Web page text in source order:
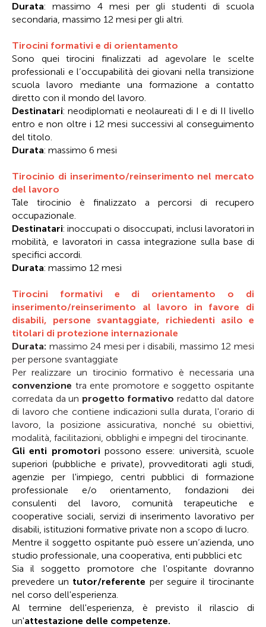
Durata: massimo 4 mesi per gli studenti di scuola
secondaria, massimo 12 mesi per gli altri.
Tirocini formativi e di orientamento
Sono quei tirocini finalizzati ad agevolare le scelte
professionali e l’occupabilità dei giovani nella transizione
scuola lavoro mediante una formazione a contatto
diretto con il mondo del lavoro.
Destinatari: neodiplomati e neolaureati di I e di II livello
entro e non oltre i 12 mesi successivi al conseguimento
del titolo.
Durata: massimo 6 mesi
Tirocinio di inserimento/reinserimento nel mercato
del lavoro
Tale tirocinio è finalizzato a percorsi di recupero
occupazionale.
Destinatari: inoccupati o disoccupati, inclusi lavoratori in
mobilità, e lavoratori in cassa integrazione sulla base di
specifici accordi.
Durata: massimo 12 mesi
Tirocini formativi e di orientamento o di
inserimento/reinserimento al lavoro in favore di
disabili, persone svantaggiate, richiedenti asilo e
titolari di protezione internazionale
Durata: massimo 24 mesi per i disabili, massimo 12 mesi
per persone svantaggiate
Per realizzare un tirocinio formativo è necessaria una
convenzione tra ente promotore e soggetto ospitante
corredata da un progetto formativo redatto dal datore
di lavoro che contiene indicazioni sulla durata, l'orario di
lavoro, la posizione assicurativa, nonché su obiettivi,
modalità, facilitazioni, obblighi e impegni del tirocinante.
Gli enti promotori possono essere: università, scuole
superiori (pubbliche e private), provveditorati agli studi,
agenzie per l'impiego, centri pubblici di formazione
professionale e/o orientamento, fondazioni dei
consulenti del lavoro, comunità terapeutiche e
cooperative sociali, servizi di inserimento lavorativo per
disabili, istituzioni formative private non a scopo di lucro.
Mentre il soggetto ospitante può essere un’azienda, uno
studio professionale, una cooperativa, enti pubblici etc
Sia il soggetto promotore che l'ospitante dovranno
prevedere un tutor/referente per seguire il tirocinante
nel corso dell'esperienza.
Al termine dell'esperienza, è previsto il rilascio di
un'attestazione delle competenze.